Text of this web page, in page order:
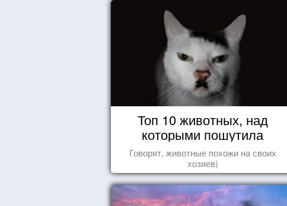
Топ 10 животных, над
которыми пошутила
природа
Говорят, животные похожи на своих
хозяев)